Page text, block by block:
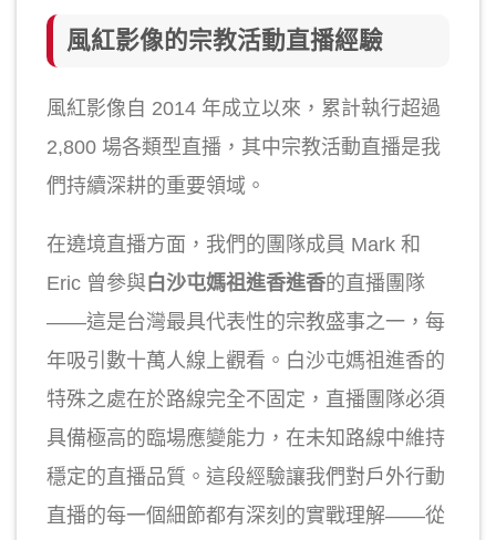
風紅影像的宗教活動直播經驗
風紅影像自 2014 年成立以來，累計執行超過
2,800 場各類型直播，其中宗教活動直播是我
們持續深耕的重要領域。
在遶境直播方面，我們的團隊成員 Mark 和
Eric 曾參與 白沙屯媽祖進香進香的直播團隊
——這是台灣最具代表性的宗教盛事之一，每
年吸引數十萬人線上觀看。白沙屯媽祖進香的
特殊之處在於路線完全不固定，直播團隊必須
具備極高的臨場應變能力，在未知路線中維持
穩定的直播品質。這段經驗讓我們對戶外行動
直播的每一個細節都有深刻的實戰理解——從